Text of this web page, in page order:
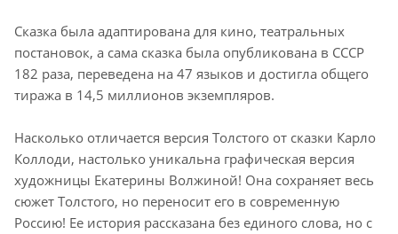
Сказка была адаптирована для кино, театральных
постановок, а сама сказка была опубликована в СССР
182 раза, переведена на 47 языков и достигла общего
тиража в 14,5 миллионов экземпляров.
Насколько отличается версия Толстого от сказки Карло
Коллоди, настолько уникальна графическая версия
художницы Екатерины Волжиной! Она сохраняет весь
сюжет Толстого, но переносит его в современную
Россию! Ее история рассказана без единого слова, но с